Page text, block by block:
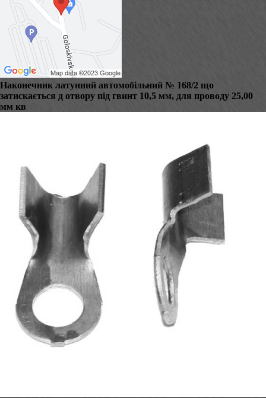
Наконечник латунний автомобільний № 168/2 що
затискається д отвору під гвинт 10,5 мм, для проводу 25,00
мм кв